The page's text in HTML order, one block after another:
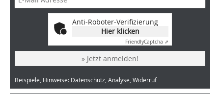
Anti-Roboter-Verifizierung
Hier klicken
FriendlyCaptcha ⇗
» Jetzt anmelden!
Beispiele, Hinweise: Datenschutz, Analyse, Widerruf